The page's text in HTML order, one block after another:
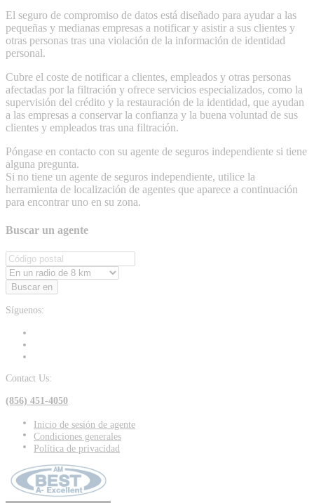
El seguro de compromiso de datos está diseñado para ayudar a las
pequeñas y medianas empresas a notificar y asistir a sus clientes y
otras personas tras una violación de la información de identidad
personal.
Cubre el coste de notificar a clientes, empleados y otras personas
afectadas por la filtración y ofrece servicios especializados, como la
supervisión del crédito y la restauración de la identidad, que ayudan
a las empresas a conservar la confianza y la buena voluntad de sus
clientes y empleados tras una filtración.
Póngase en contacto con su agente de seguros independiente si tiene
alguna pregunta.
Si no tiene un agente de seguros independiente, utilice la
herramienta de localización de agentes que aparece a continuación
para encontrar uno en su zona.
Buscar un agente
Buscar en
Síguenos:
Contact Us:
(856) 451-4050
Inicio de sesión de agente
Condiciones generales
Política de privacidad